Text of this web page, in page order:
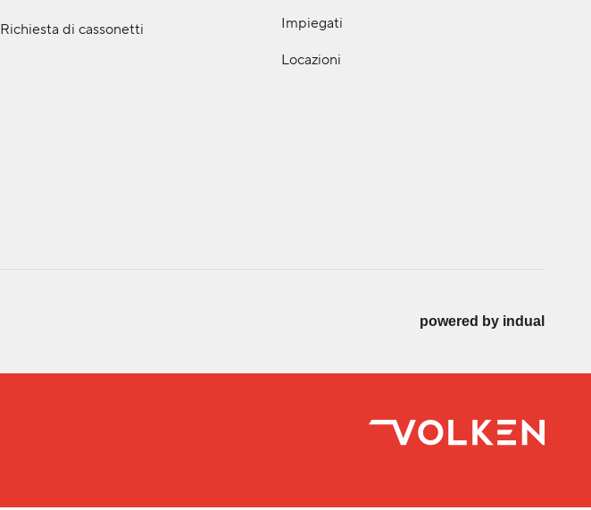
Richiesta di cassonetti
Impiegati
Locazioni
powered by indual